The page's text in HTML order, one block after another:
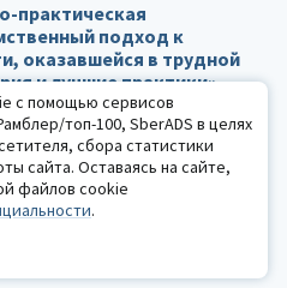
практическая
подход к
оказавшейся в трудной
и лучшие практики»
с
имена в
с помощью сервисов
топ-100, SberADS в целях
сбора статистики
сайта. Оставаясь на сайте,
файлов cookie
.